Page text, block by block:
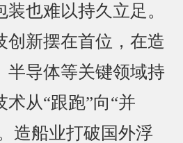
也难以持久立足。
创新摆在首位，在造
半导体等关键领域持
从“跟跑”向“并
造船业打破国外浮